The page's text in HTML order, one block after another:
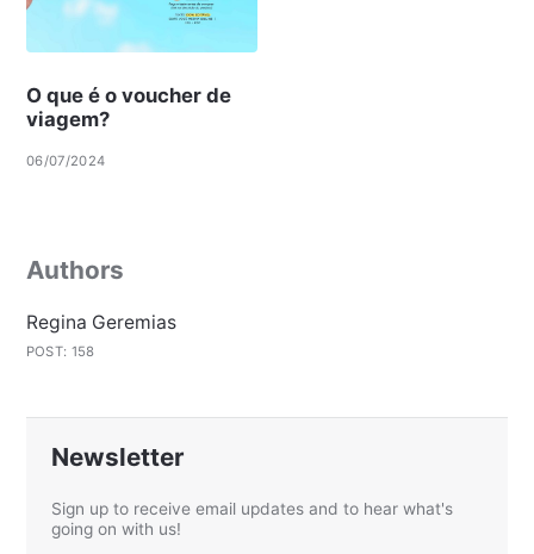
O que é o voucher de
viagem?
06/07/2024
Authors
Regina Geremias
POST: 158
Newsletter
Sign up to receive email updates and to hear what's
going on with us!